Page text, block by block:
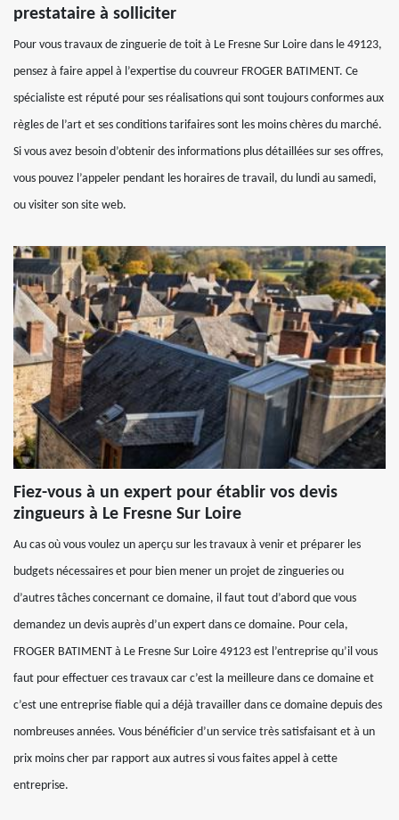
prestataire à solliciter
Pour vous travaux de zinguerie de toit à Le Fresne Sur Loire dans le 49123,
pensez à faire appel à l’expertise du couvreur FROGER BATIMENT. Ce
spécialiste est réputé pour ses réalisations qui sont toujours conformes aux
règles de l’art et ses conditions tarifaires sont les moins chères du marché.
Si vous avez besoin d’obtenir des informations plus détaillées sur ses offres,
vous pouvez l’appeler pendant les horaires de travail, du lundi au samedi,
ou visiter son site web.
Fiez-vous à un expert pour établir vos devis
zingueurs à Le Fresne Sur Loire
Au cas où vous voulez un aperçu sur les travaux à venir et préparer les
budgets nécessaires et pour bien mener un projet de zingueries ou
d’autres tâches concernant ce domaine, il faut tout d’abord que vous
demandez un devis auprès d’un expert dans ce domaine. Pour cela,
FROGER BATIMENT à Le Fresne Sur Loire 49123 est l’entreprise qu’il vous
faut pour effectuer ces travaux car c’est la meilleure dans ce domaine et
c’est une entreprise fiable qui a déjà travailler dans ce domaine depuis des
nombreuses années. Vous bénéficier d’un service très satisfaisant et à un
prix moins cher par rapport aux autres si vous faites appel à cette
entreprise.